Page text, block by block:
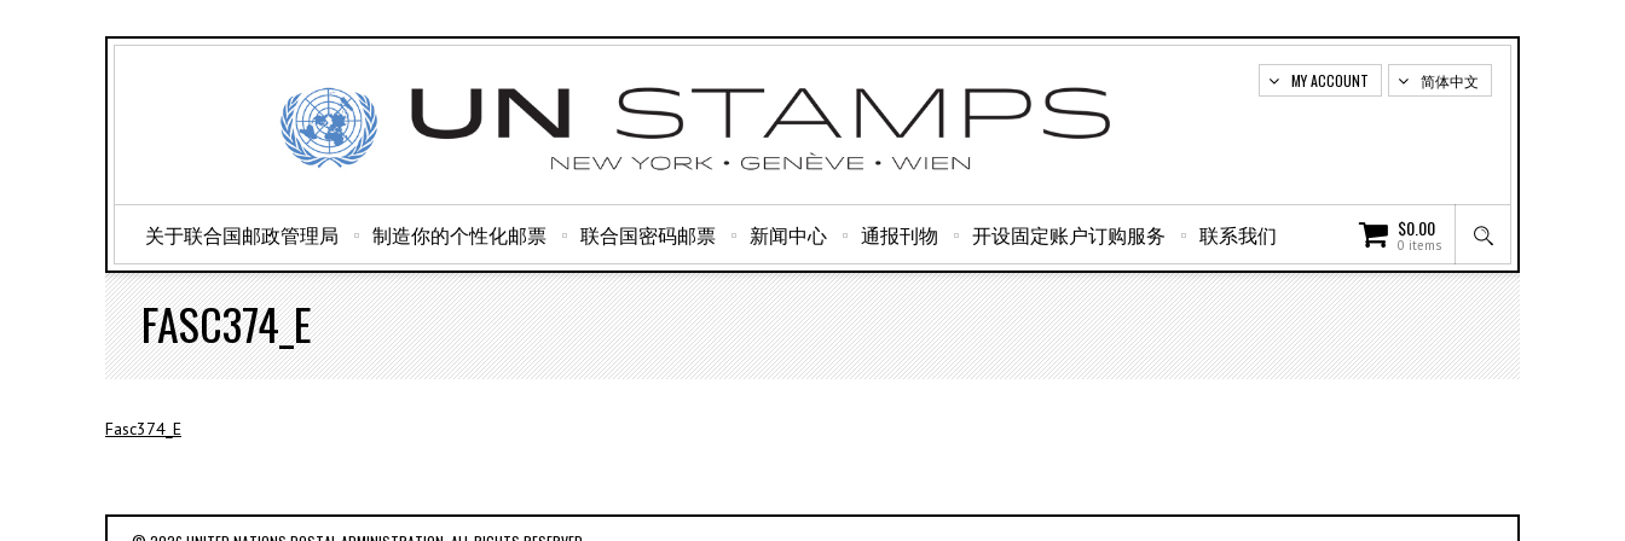
简体中文
MY ACCOUNT
$0.00
0 items
关于联合国邮政管理局 制造你的个性化邮票 联合国密码邮票 新闻中心 通报刊物 开设固定账户订购服务 联系我们
FASC374_E
Fasc374_E